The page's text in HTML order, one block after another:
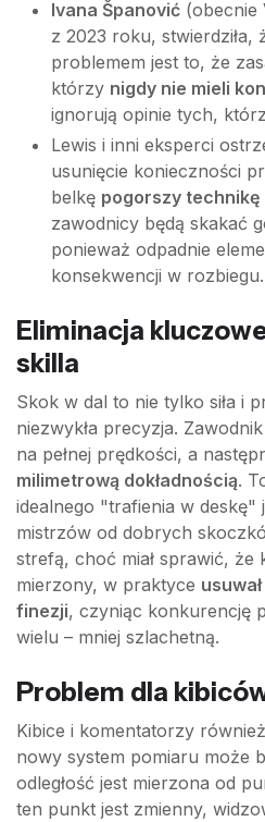
Ivana Španović (obecnie
z 2023 roku, stwierdziła,
problemem jest to, że
którzy nigdy nie mieli
ignorują opinie tych,
Lewis i inni eksperci
usunięcie konieczności
belkę pogorszy technikę
zawodnicy będą skakać
ponieważ odpadnie
konsekwencji w rozbiegu.
Eliminacja
skilla
Skok w dal to nie tylko siła i
niezwykła precyzja.
na pełnej prędkości, a
milimetrową dokładnością.
idealnego "trafienia w deskę"
mistrzów od dobrych
strefą, choć miał sprawić, że
mierzony, w praktyce
finezji, czyniąc konkurencję
wielu – mniej szlachetną.
Problem dla
Kibice i komentatorzy
nowy system pomiaru może
odległość jest mierzona od
ten punkt jest zmienny,